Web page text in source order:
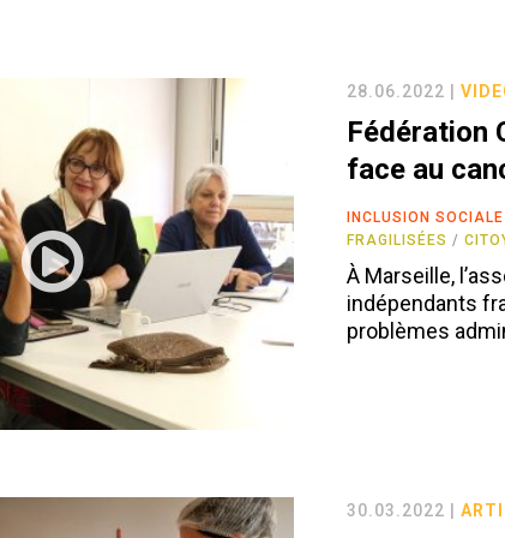
28.06.2022 |
Fédération
face au
INCLUSION SOCIALE
FRAGILISÉES
À Marseille,
indépendants
problèmes
30.03.2022 |